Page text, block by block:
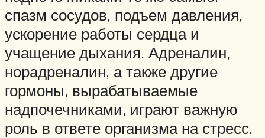
спазм сосудов, подъем давления,
ускорение работы сердца и
учащение дыхания. Адреналин,
норадреналин, а также другие
гормоны, вырабатываемые
надпочечниками, играют важную
роль в ответе организма на стресс.